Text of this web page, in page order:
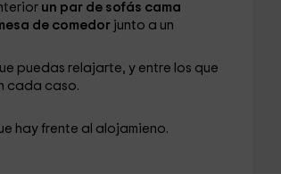
un par de sofás cama
de comedorjunto a un
puedas relajarte, y entre los que
cada caso.
hay frente al alojamieno.